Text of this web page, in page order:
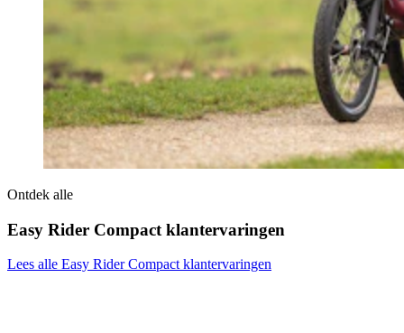
Ontdek alle
Easy Rider Compact klantervaringen
Lees alle Easy Rider Compact klantervaringen